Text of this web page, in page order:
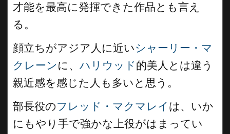
才能を最高に発揮できた作品とも言え
る。
顔立ちがアジア人に近いシャーリー・マ
クレーン に、 ハリウッド的美人とは違う
親近感を感じた人も多いと思う。
部長役のフレッド・マクマレイ は、いか
にもやり手で強かな上役がはまってい